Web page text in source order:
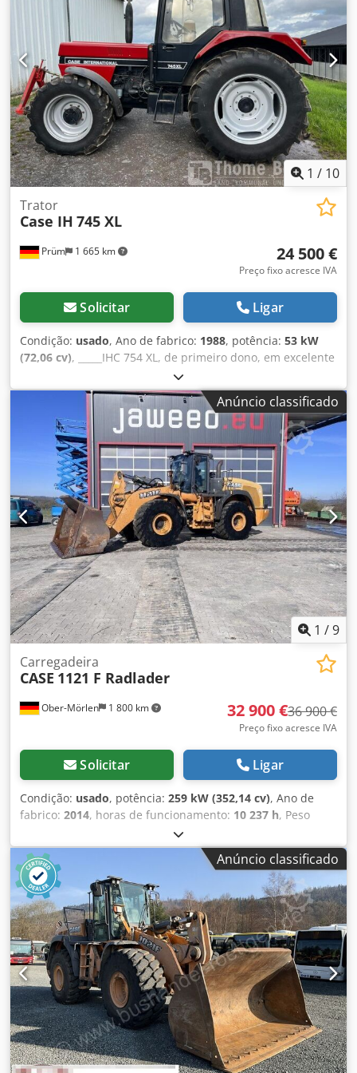
Tração nas quatro rodas
1 / 10
Prüm 1 665 km
Trator
Case IH 745 XL
24 500 €
Preço fixo acresce IVA
Solicitar Ligar
Condição: usado, Ano de fabrico: 1988, potência: 53 kW
(72,06 cv), _____IHC 754 XL, de primeiro dono, em excelente
estado. Horas de utilização: aproximadamente 8.600. Ano
de fabricação: 1988. Elevação dianteira. Tomada de força
dianteira. Caixa de velocidades de 30 km/h. Preço:
24.500,00 euros, sem IVA. Localização: [informação
ausente]. Codpjzdmutofx Aa Terf
Anúncio classificado
1 /9
Ober-Mörlen 1 800 km
Carregadeira
CASE 1121 F Radlader
32 900 €36 900 €
Preço fixo acresce IVA
Solicitar Ligar
Condição: usado, potência: 259 kW (352,14 cv), Ano de
fabrico: 2014, horas de funcionamento: 10 237 h, Peso
vazio: 27.024 kg Entre em contato com Emal Jaweed para
mais informações. Carregadeira de rodas / Wheel Loader,
Case 1121F, ano de fabricação 2014, horas de operação:
10.237 h, comprimento: 8.960 mm, largura: 2.990 mm,
altura: 3.570 mm, peso bruto máximo autorizado: 27.024
kg, motor: Case, potência do motor: 239 kW, ar-
condicionado, balança, hidráulica auxiliar, câmera de ré,
lubrificação automática, dimensões da concha:
comprimento: 1.800 mm, largura: 3.000 mm, altura: 1.750
mm, vídeo disponível. Outros: * Oferecemos mais de 200
unidades à venda. * Nossa localização está a 30 km ao
norte do aeroporto de Frankfurt/M. * Financiamento e
leasing disponíveis. * Especialista em transporte e
exportação mundial. * Não nos responsabilizamos por
erros de impressão e digitação. * Sujeito a erros e venda
Anúncio classificado